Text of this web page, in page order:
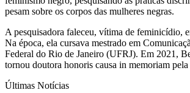
pesam sobre os corpos das mulheres negras.
A pesquisadora faleceu, vítima de feminicídio,
Na época, ela cursava mestrado em
Federal do Rio de Janeiro (UFRJ). Em 2021,
tornou doutora honoris causa in memoriam
Últimas Notícias